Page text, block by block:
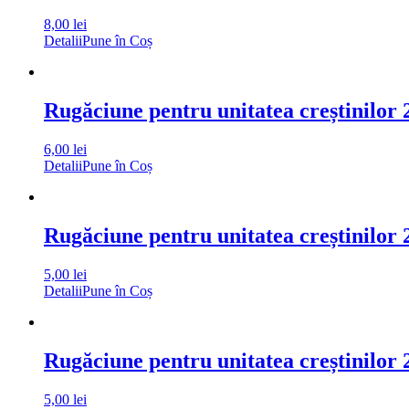
8,00 lei
DetaliiPune în Coș
Rugăciune pentru unitatea creștinilor
6,00 lei
DetaliiPune în Coș
Rugăciune pentru unitatea creștinilor
5,00 lei
DetaliiPune în Coș
Rugăciune pentru unitatea creștinilor
5,00 lei